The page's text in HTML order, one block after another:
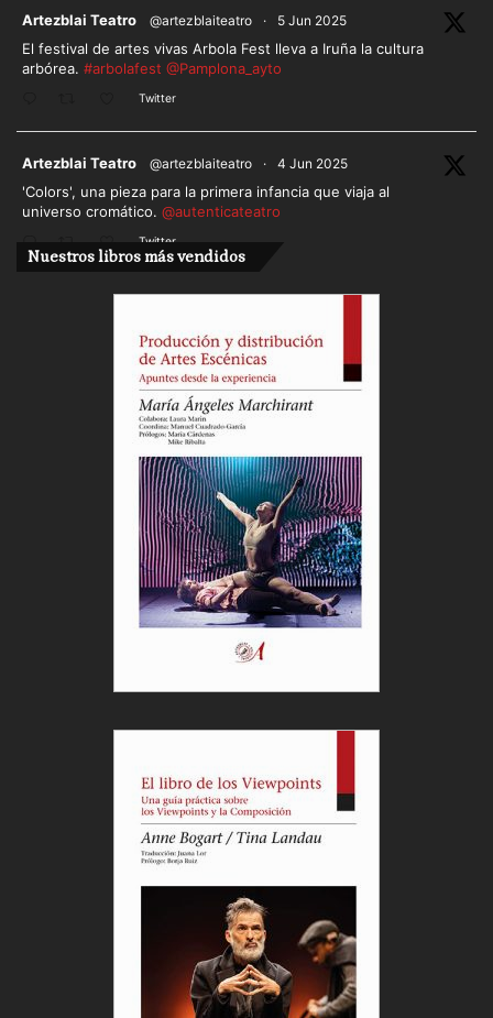
Artezblai Teatro @artezblaiteatro · 5 Jun 2025
El festival de artes vivas Arbola Fest lleva a Iruña la cultura
arbórea. #arbolafest @Pamplona_ayto
Twitter
Artezblai Teatro @artezblaiteatro · 4 Jun 2025
'Colors', una pieza para la primera infancia que viaja al
universo cromático. @autenticateatro
Twitter
Cargar más
Nuestros libros más vendidos